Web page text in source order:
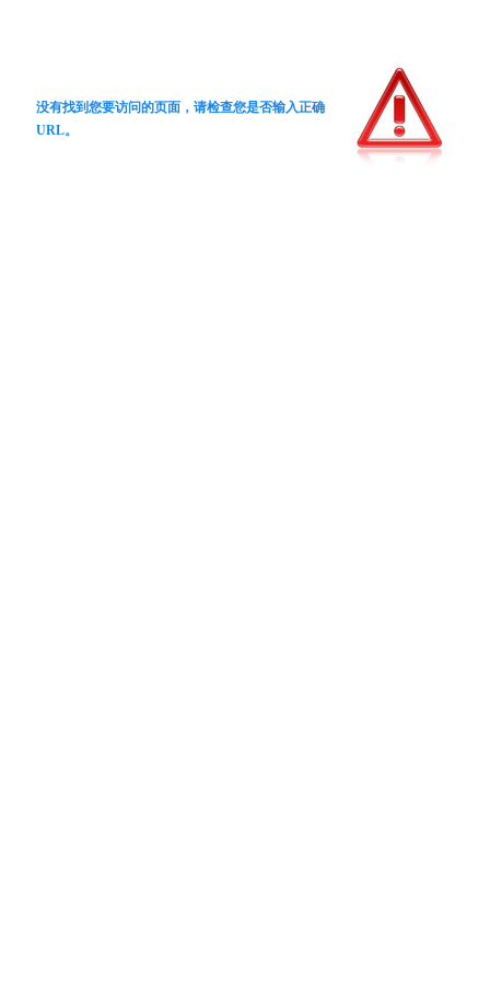
没有找到您要访问的页面，请检查您是否输入正确
URL。